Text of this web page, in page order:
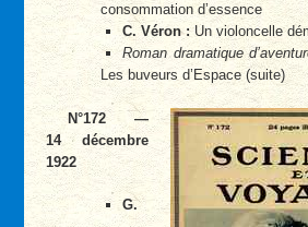
consommation d’essence
C. Véron : Un violoncelle
Roman dramatique
Les buveurs d’Espace (suite)
N°172 —
14 décembre
1922
G.